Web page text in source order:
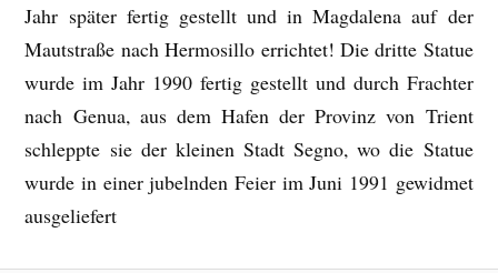
Jahr später fertig gestellt und in Magdalena auf der
Mautstraße nach Hermosillo errichtet! Die dritte Statue
wurde im Jahr 1990 fertig gestellt und durch Frachter
nach Genua, aus dem Hafen der Provinz von Trient
schleppte sie der kleinen Stadt Segno, wo die Statue
wurde in einer jubelnden Feier im Juni 1991 gewidmet
ausgeliefert